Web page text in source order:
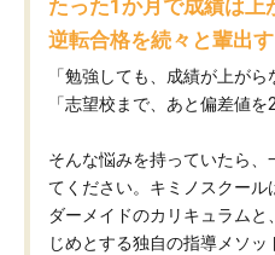
たった1か月で成績は上
逆転合格を続々と輩出
「勉強しても、成績が上がら
「志望校まで、あと偏差値を
そんな悩みを持っていたら
てください。キミノスクー
ダーメイドのカリキュラム
じめとする独自の指導メソ